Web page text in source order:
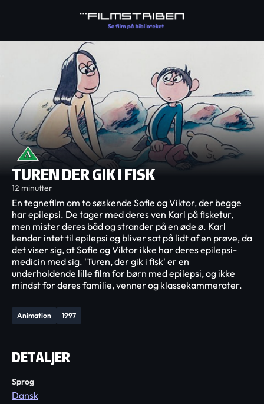
TUREN DER GIK I FISK
12 minutter
Animation 1997
En tegnefilm om to søskende Sofie og Viktor, der begge
har epilepsi. De tager med deres ven Karl på fisketur,
men mister deres båd og strander på en øde ø. Karl
kender intet til epilepsi og bliver sat på lidt af en prøve, da
det viser sig, at Sofie og Viktor ikke har deres epilepsi-
medicin med sig. 'Turen, der gik i fisk' er en
underholdende lille film for børn med epilepsi, og ikke
mindst for deres familie, venner og klassekammerater.
DETALJER
Sprog
Dansk